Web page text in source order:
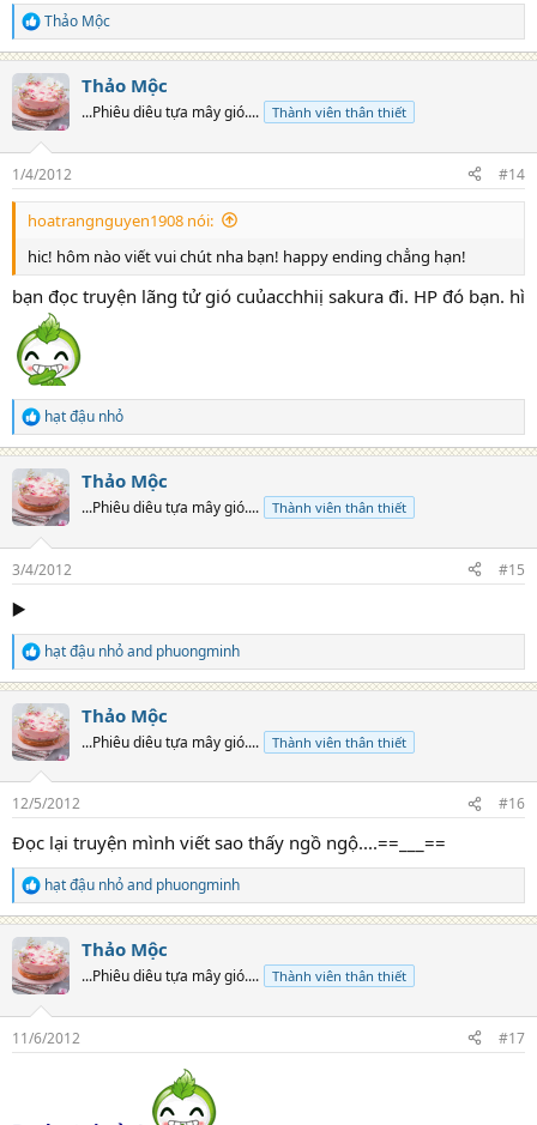
R
e
c
t
i
s
:
Thảo Mộc
Thảo Mộc
...Phiêu diêu tựa mây gió.... Thành viên thân thiết
1/4/2012 #14
hoatrangnguyen1908 nói:
hic! hôm nào viết vui chút nha bạn! happy ending chẳng hạn!
bạn đọc truyện lãng tử gió cuủacchhiị sakura đi. HP đó bạn. hì
R
e
c
t
i
s
hạt đậu nhỏ
Thảo Mộc
...Phiêu diêu tựa mây gió.... Thành viên thân thiết
3/4/2012 #15
▶️
R
e
a
c
t
i
s
hạt đậu nhỏand phuongminh
Thảo Mộc
...Phiêu diêu tựa mây gió.... Thành viên thân thiết
12/5/2012 #16
Đọc lại truyện mình viết sao thấy ngồ ngộ....==___==
R
e
c
t
i
s
hạt đậu nhỏand phuongminh
Thảo Mộc
...Phiêu diêu tựa mây gió.... Thành viên thân thiết
11/6/2012 #17